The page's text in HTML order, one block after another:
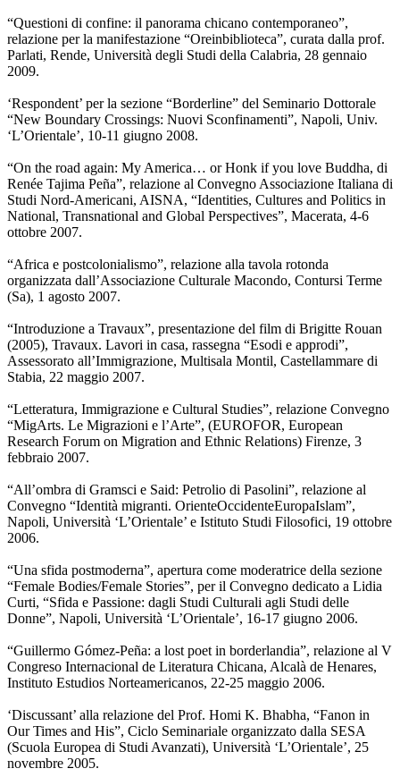
“Questioni di confine: il panorama chicano contemporaneo”,
relazione per la manifestazione “Oreinbiblioteca”, curata dalla prof.
Parlati, Rende, Università degli Studi della Calabria, 28 gennaio
2009.
‘Respondent’ per la sezione “Borderline” del Seminario Dottorale
“New Boundary Crossings: Nuovi Sconfinamenti”, Napoli, Univ.
‘L’Orientale’, 10-11 giugno 2008.
“On the road again: My America… or Honk if you love Buddha, di
Renée Tajima Peña”, relazione al Convegno Associazione Italiana di
Studi Nord-Americani, AISNA, “Identities, Cultures and Politics in
National, Transnational and Global Perspectives”, Macerata, 4-6
ottobre 2007.
“Africa e postcolonialismo”, relazione alla tavola rotonda
organizzata dall’Associazione Culturale Macondo, Contursi Terme
(Sa), 1 agosto 2007.
“Introduzione a Travaux”, presentazione del film di Brigitte Rouan
(2005), Travaux. Lavori in casa, rassegna “Esodi e approdi”,
Assessorato all’Immigrazione, Multisala Montil, Castellammare di
Stabia, 22 maggio 2007.
“Letteratura, Immigrazione e Cultural Studies”, relazione Convegno
“MigArts. Le Migrazioni e l’Arte”, (EUROFOR, European
Research Forum on Migration and Ethnic Relations) Firenze, 3
febbraio 2007.
“All’ombra di Gramsci e Said: Petrolio di Pasolini”, relazione al
Convegno “Identità migranti. OrienteOccidenteEuropaIslam”,
Napoli, Università ‘L’Orientale’ e Istituto Studi Filosofici, 19 ottobre
2006.
“Una sfida postmoderna”, apertura come moderatrice della sezione
“Female Bodies/Female Stories”, per il Convegno dedicato a Lidia
Curti, “Sfida e Passione: dagli Studi Culturali agli Studi delle
Donne”, Napoli, Università ‘L’Orientale’, 16-17 giugno 2006.
“Guillermo Gómez-Peña: a lost poet in borderlandia”, relazione al V
Congreso Internacional de Literatura Chicana, Alcalà de Henares,
Instituto Estudios Norteamericanos, 22-25 maggio 2006.
‘Discussant’ alla relazione del Prof. Homi K. Bhabha, “Fanon in
Our Times and His”, Ciclo Seminariale organizzato dalla SESA
(Scuola Europea di Studi Avanzati), Università ‘L’Orientale’, 25
novembre 2005.